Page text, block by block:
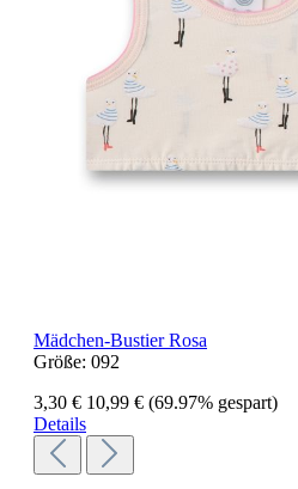
Mädchen-Bustier Rosa
Größe: 092
3,30 € 10,99 € (69.97% gespart)
Details